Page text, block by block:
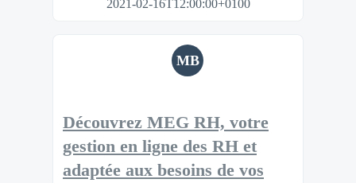
2021-02-16T12:00:00+0100
MB
Découvrez MEG RH, votre
gestion en ligne des RH et
adaptée aux besoins de vos